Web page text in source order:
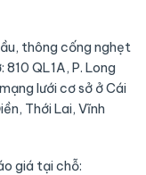
thông cống nghẹt
QL1A, P. Long
lưới cơ sở ở Cái
Thới Lai, Vĩnh
giá tại chỗ: